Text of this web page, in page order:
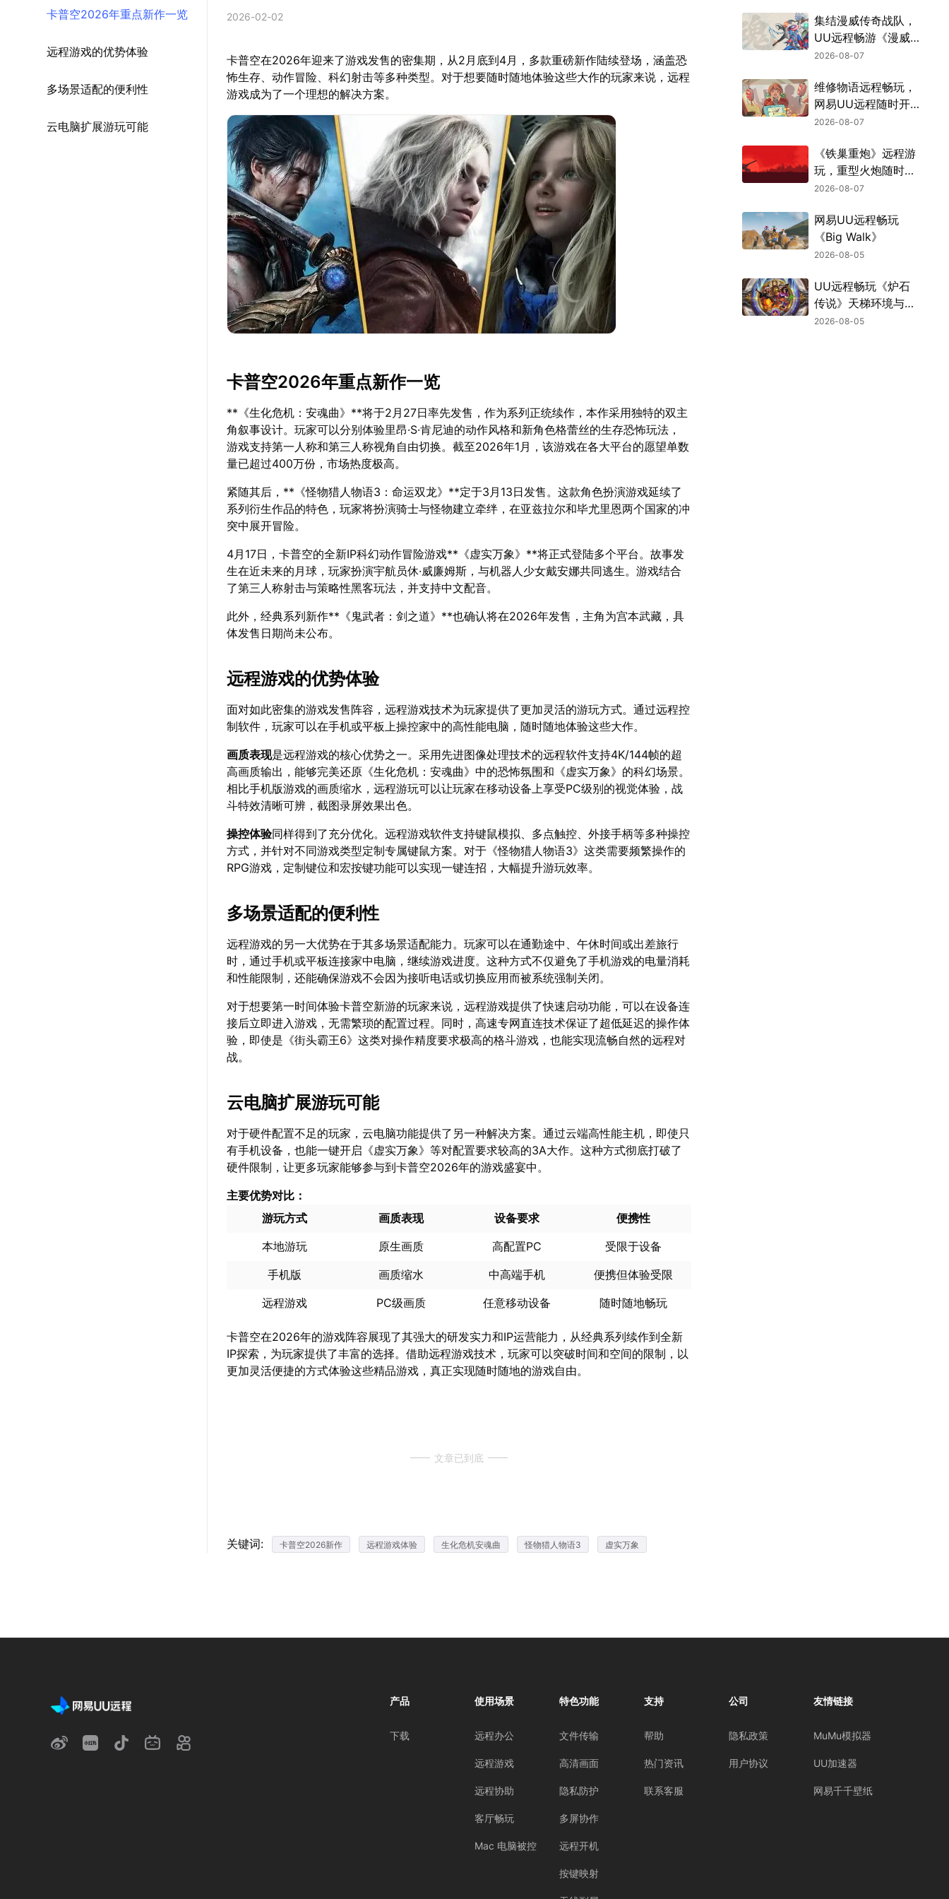
卡普空2026年重点新作一览
远程游戏的优势体验
多场景适配的便利性
云电脑扩展游玩可能
2026-02-02
卡普空在2026年迎来了游戏发售的密集期，从2月底到4月，多款重磅新作陆续登场，涵盖恐
怖生存、动作冒险、科幻射击等多种类型。对于想要随时随地体验这些大作的玩家来说，远程
游戏成为了一个理想的解决方案。
卡普空2026年重点新作一览
**《生化危机：安魂曲》**将于2月27日率先发售，作为系列正统续作，本作采用独特的双主
角叙事设计。玩家可以分别体验里昂·S·肯尼迪的动作风格和新角色格蕾丝的生存恐怖玩法，
游戏支持第一人称和第三人称视角自由切换。截至2026年1月，该游戏在各大平台的愿望单数
量已超过400万份，市场热度极高。
紧随其后，**《怪物猎人物语3：命运双龙》**定于3月13日发售。这款角色扮演游戏延续了
系列衍生作品的特色，玩家将扮演骑士与怪物建立牵绊，在亚兹拉尔和毕尤里恩两个国家的冲
突中展开冒险。
4月17日，卡普空的全新IP科幻动作冒险游戏**《虚实万象》**将正式登陆多个平台。故事发
生在近未来的月球，玩家扮演宇航员休·威廉姆斯，与机器人少女戴安娜共同逃生。游戏结合
了第三人称射击与策略性黑客玩法，并支持中文配音。
此外，经典系列新作**《鬼武者：剑之道》**也确认将在2026年发售，主角为宫本武藏，具
体发售日期尚未公布。
远程游戏的优势体验
面对如此密集的游戏发售阵容，远程游戏技术为玩家提供了更加灵活的游玩方式。通过远程控
制软件，玩家可以在手机或平板上操控家中的高性能电脑，随时随地体验这些大作。
画质表现是远程游戏的核心优势之一。采用先进图像处理技术的远程软件支持4K/144帧的超
高画质输出，能够完美还原《生化危机：安魂曲》中的恐怖氛围和《虚实万象》的科幻场景。
相比手机版游戏的画质缩水，远程游玩可以让玩家在移动设备上享受PC级别的视觉体验，战
斗特效清晰可辨，截图录屏效果出色。
操控体验同样得到了充分优化。远程游戏软件支持键鼠模拟、多点触控、外接手柄等多种操控
方式，并针对不同游戏类型定制专属键鼠方案。对于《怪物猎人物语3》这类需要频繁操作的
RPG游戏，定制键位和宏按键功能可以实现一键连招，大幅提升游玩效率。
多场景适配的便利性
远程游戏的另一大优势在于其多场景适配能力。玩家可以在通勤途中、午休时间或出差旅行
时，通过手机或平板连接家中电脑，继续游戏进度。这种方式不仅避免了手机游戏的电量消耗
和性能限制，还能确保游戏不会因为接听电话或切换应用而被系统强制关闭。
对于想要第一时间体验卡普空新游的玩家来说，远程游戏提供了快速启动功能，可以在设备连
接后立即进入游戏，无需繁琐的配置过程。同时，高速专网直连技术保证了超低延迟的操作体
验，即使是《街头霸王6》这类对操作精度要求极高的格斗游戏，也能实现流畅自然的远程对
战。
云电脑扩展游玩可能
对于硬件配置不足的玩家，云电脑功能提供了另一种解决方案。通过云端高性能主机，即使只
有手机设备，也能一键开启《虚实万象》等对配置要求较高的3A大作。这种方式彻底打破了
硬件限制，让更多玩家能够参与到卡普空2026年的游戏盛宴中。
主要优势对比：
游玩方式
画质表现 设备要求 便携性
本地游玩 原生画质 高配置PC 受限于设备
手机版 画质缩水 中高端手机 便携但体验受限
远程游戏 PC级画质 任意移动设备 随时随地畅玩
卡普空在2026年的游戏阵容展现了其强大的研发实力和IP运营能力，从经典系列续作到全新
IP探索，为玩家提供了丰富的选择。借助远程游戏技术，玩家可以突破时间和空间的限制，以
更加灵活便捷的方式体验这些精品游戏，真正实现随时随地的游戏自由。
文章已到底
关键词: 卡普空2026新作 远程游戏体验 生化危机安魂曲 怪物猎人物语3 虚实万象
集结漫威传奇战队，
UU远程畅游《漫威
斗魂》
2026-08-07
维修物语远程畅玩，
网易UU远程随时开
张
2026-08-07
《铁巢重炮》远程游
玩，重型火炮随时待
命
2026-08-07
网易UU远程畅玩
《Big Walk》
2026-08-05
UU远程畅玩《炉石
传说》天梯环境与战
棋新机制
2026-08-05
产品
下载
使用场景
远程办公
远程游戏
远程协助
客厅畅玩
Mac 电脑被控
特色功能
文件传输
高清画面
隐私防护
多屏协作
远程开机
按键映射
支持
帮助
热门资讯
联系客服
公司
隐私政策
用户协议
友情链接
MuMu模拟器
UU加速器
网易千千壁纸